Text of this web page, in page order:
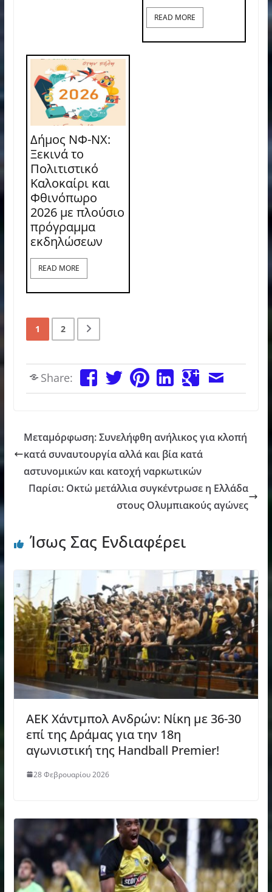
READ MORE
Δήμος ΝΦ-ΝΧ:
Ξεκινά το
Πολιτιστικό
Καλοκαίρι και
Φθινόπωρο
2026 με πλούσιο
πρόγραμμα
εκδηλώσεων
READ MORE
1 2
Share:
Μεταμόρφωση: Συνελήφθη ανήλικος για κλοπή
κατά συναυτουργία αλλά και βία κατά
αστυνομικών και κατοχή ναρκωτικών
Παρίσι: Οκτώ μετάλλια συγκέντρωσε η Ελλάδα
στους Ολυμπιακούς αγώνες
Ίσως Σας Ενδιαφέρει
ΑΕΚ Χάντμπολ Ανδρών: Νίκη με 36-30
επί της Δράμας για την 18η
αγωνιστική της Handball Premier!
28 Φεβρουαρίου 2026